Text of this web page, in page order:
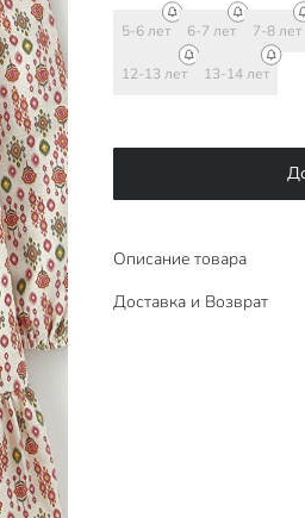
5-6 лет 6-7 лет 7-8 лет
12-13 лет 13-14 лет
Описание товара
Доставка и Возврат